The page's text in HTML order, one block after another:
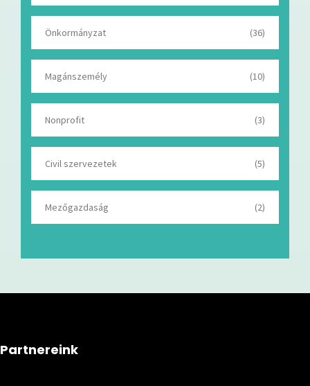
Önkormányzat (36)
Magánszemély (10)
Nonprofit (3)
Civil szervezetek (5)
Mezőgazdaság (2)
Partnereink